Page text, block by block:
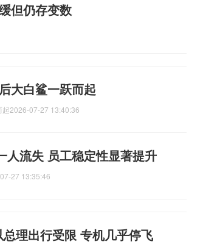
但仍存变数
大白鲨一跃而起
起2026-07-27 13:40:36
人流失 员工稳定性显著提升
27 13:35:46
理出行受限 专机几乎停飞